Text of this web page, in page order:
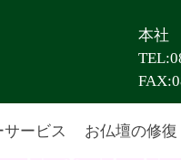
本社
ービス お仏壇の修復